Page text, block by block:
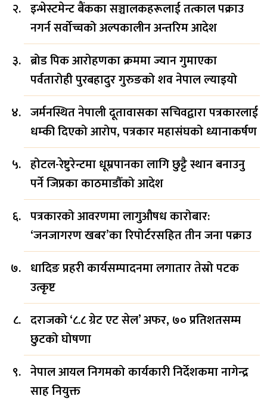
इन्भेस्टमेन्ट बैंकका सञ्चालकहरूलाई तत्काल पक्राउ
नगर्न सर्वोच्चको अल्पकालीन अन्तरिम आदेश
ब्रोड पिक आरोहणका क्रममा ज्यान गुमाएका
पर्वतारोही पुरबहादुर गुरुङको शव नेपाल ल्याइयो
जर्मनस्थित नेपाली दूतावासका सचिवद्वारा पत्रकारलाई
धम्की दिएको आरोप, पत्रकार महासंघको ध्यानाकर्षण
होटल-रेष्टुरेन्टमा धूम्रपानका लागि छुट्टै स्थान बनाउनु
पर्ने जिप्रका काठमाडौँको आदेश
पत्रकारको आवरणमा लागुऔषध कारोबार:
‘जनजागरण खबर’का रिपोर्टरसहित तीन जना पक्राउ
धादिङ प्रहरी कार्यसम्पादनमा लगातार तेस्रो पटक
उत्कृष्ट
दराजको ‘८.८ ग्रेट एट सेल’ अफर, ७० प्रतिशतसम्म
छुटको घोषणा
नेपाल आयल निगमको कार्यकारी निर्देशकमा नागेन्द्र
साह नियुक्त